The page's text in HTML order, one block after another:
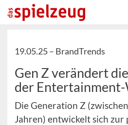
19.05.25 – BrandTrends
Gen Z verändert
der
Die Generation Z
Jahren) entwickelt sich zur